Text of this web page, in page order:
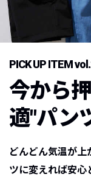
PICK UP ITEM
今から
適"パン
どんどん気温が上
ツに変えれば安心